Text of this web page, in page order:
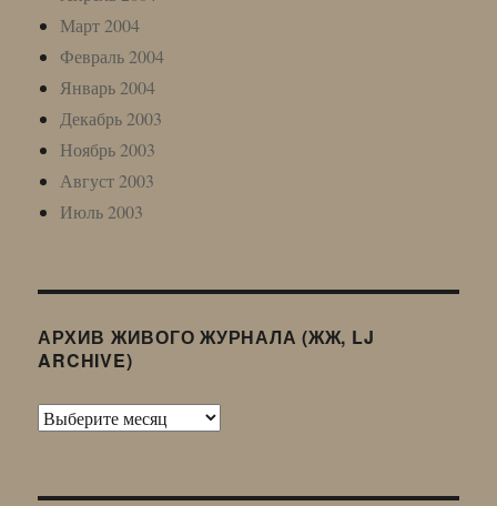
Март 2004
Февраль 2004
Январь 2004
Декабрь 2003
Ноябрь 2003
Август 2003
Июль 2003
АРХИВ ЖИВОГО ЖУРНАЛА (ЖЖ, LJ
ARCHIVE)
Архив